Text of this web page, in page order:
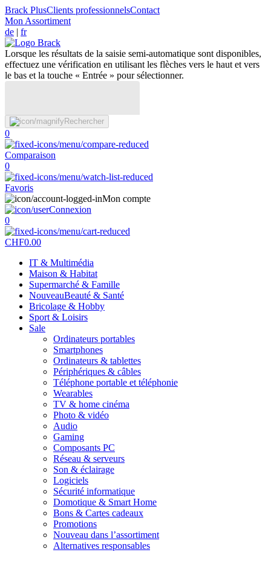
Brack PlusClients professionnelsContact
Mon Assortiment
de | fr
Lorsque les résultats de la saisie semi-automatique sont disponibles,
effectuez une vérification en utilisant les flèches vers le haut et vers
le bas et la touche « Entrée » pour sélectionner.
Rechercher
0
Comparaison
0
Favoris
Mon compte
Connexion
0
CHF0.00
IT & Multimédia
Maison & Habitat
Supermarché & Famille
NouveauBeauté & Santé
Bricolage & Hobby
Sport & Loisirs
Sale
Ordinateurs portables
Smartphones
Ordinateurs & tablettes
Périphériques & câbles
Téléphone portable et téléphonie
Wearables
TV & home cinéma
Photo & vidéo
Audio
Gaming
Composants PC
Réseau & serveurs
Son & éclairage
Logiciels
Sécurité informatique
Domotique & Smart Home
Bons & Cartes cadeaux
Promotions
Nouveau dans l’assortiment
Alternatives responsables